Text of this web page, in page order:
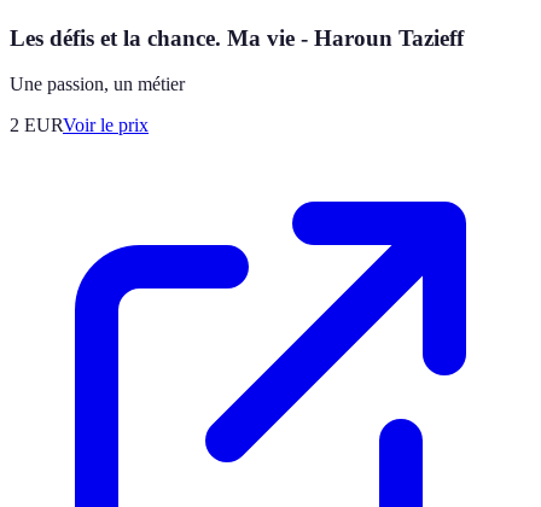
Les défis et la chance. Ma vie - Haroun Tazieff
Une passion, un métier
2 EURVoir le prix